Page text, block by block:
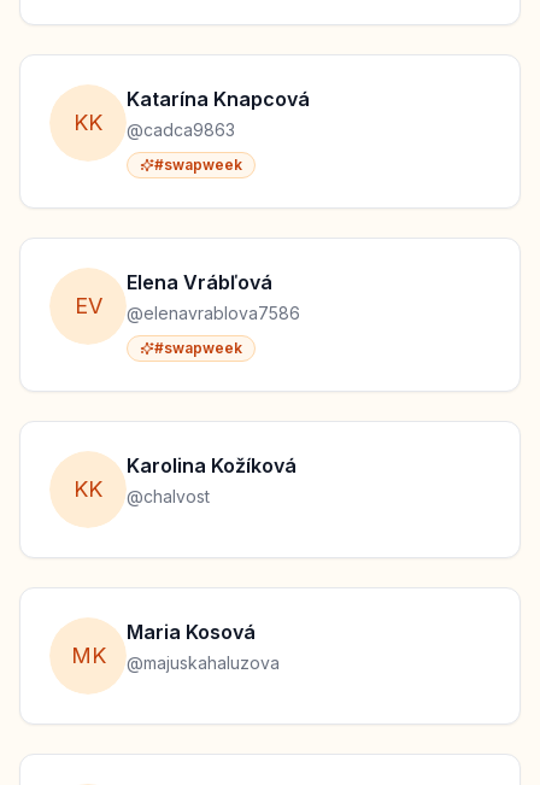
KK
Katarína Knapcová
@cadca9863
#swapweek
EV
Elena Vrábľová
@elenavrablova7586
#swapweek
KK
Karolina Kožíková
@chalvost
MK
Maria Kosová
@majuskahaluzova